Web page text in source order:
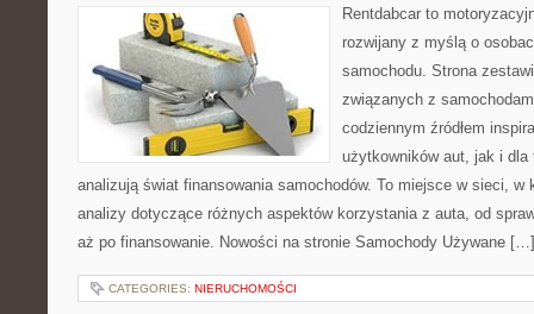
Rentdabcar to
rozwijany z myślą o
samochodu. Strona
związanych z
codziennym źródłem
użytkowników aut, jak i
analizują świat finansowania samochodów. To miejsce w sieci, w
analizy dotyczące różnych aspektów korzystania z auta, od
aż po finansowanie. Nowości na stronie Samochody Używane […]
CATEGORIES: NIERUCHOMOŚCI